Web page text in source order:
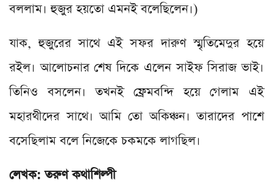
বললাম। হুজুর হয়তো এমনই বলেছিলেন।)
যাক, হুজুরের সাথে এই সফর দারুণ স্মৃতিমেদুর হয়ে
রইল। আলোচনার শেষ দিকে এলেন সাইফ সিরাজ ভাই।
তিনিও বসলেন। তখনই ফ্রেমবন্দি হয়ে গেলাম এই
মহারথীদের সাথে। আমি তো অকিঞ্চন। তারাদের পাশে
বসেছিলাম বলে নিজেকে চকমকে লাগছিল।
লেখক: তরুণ কথাশিল্পী